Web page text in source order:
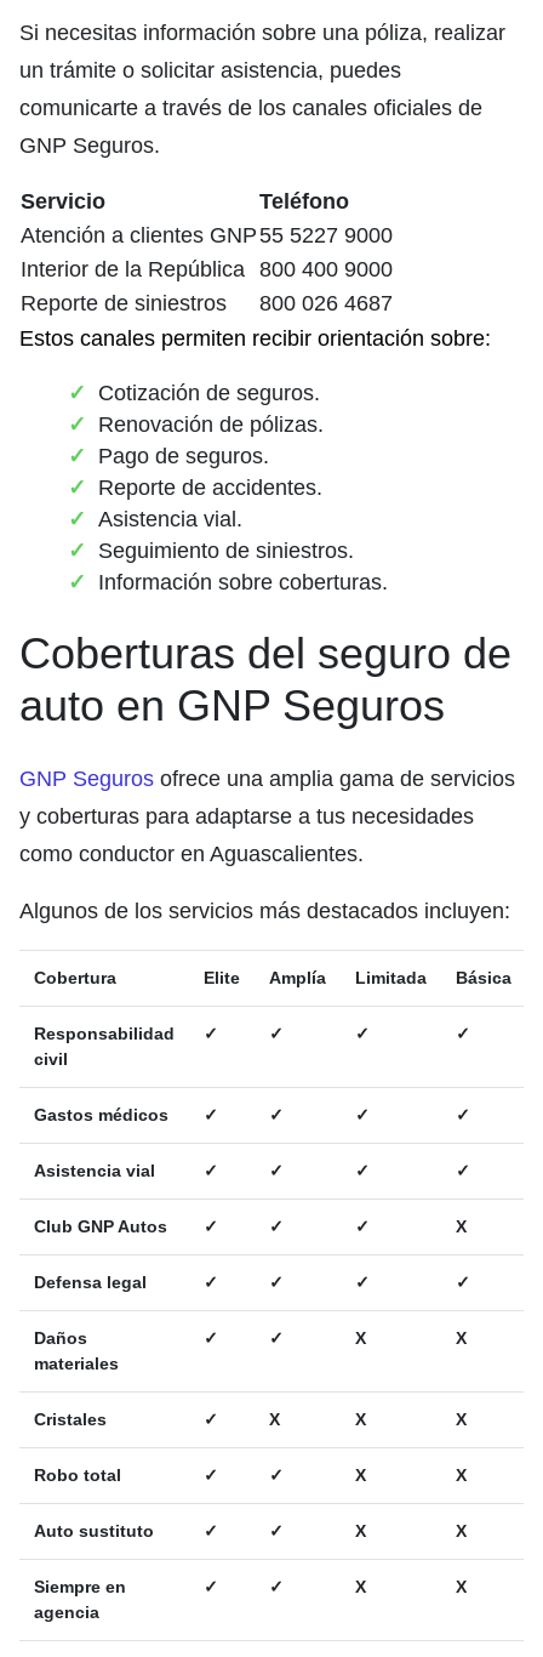
Si necesitas información sobre una póliza, realizar
un trámite o solicitar asistencia, puedes
comunicarte a través de los canales oficiales de
GNP Seguros.
Servicio
Teléfono
Atención a clientes GNP55 5227 9000
Interior de la República 800 400 9000
Reporte de siniestros
800 026 4687
Estos canales permiten recibir orientación sobre:
Cotización de seguros.
Renovación de pólizas.
Pago de seguros.
Reporte de accidentes.
Asistencia vial.
Seguimiento de siniestros.
Información sobre coberturas.
Coberturas del seguro de
auto en GNP Seguros
GNP Seguros ofrece una amplia gama de servicios
y coberturas para adaptarse a tus necesidades
como conductor en Aguascalientes.
Algunos de los servicios más destacados incluyen:
Cobertura Elite Amplía Limitada Básica
Responsabilidad
civil
✓ ✓ ✓ ✓
Gastos médicos ✓ ✓ ✓ ✓
Asistencia vial ✓ ✓ ✓ ✓
Club GNP Autos ✓ ✓ ✓ X
Defensa legal ✓ ✓ ✓ ✓
Daños
materiales
✓ ✓ X X
Cristales ✓ X X X
Robo total ✓ ✓ X X
Auto sustituto ✓ ✓ X X
Siempre en
agencia
✓ ✓ X X